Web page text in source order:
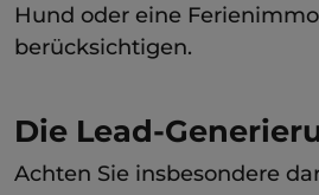
Hund oder eine
berücksichtigen.
Die Lead-
Achten Sie insbesondere